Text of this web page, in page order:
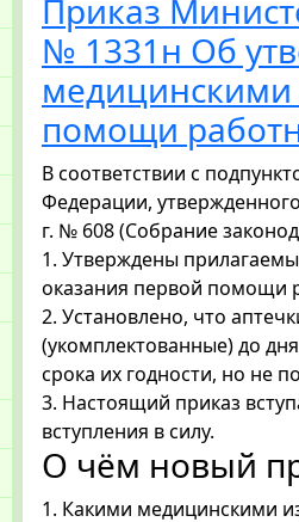
Приказ
№ 1331н Об
медицинскими
помощи
В соответствии с
Федерации,
г. № 608 (Собрание
1. Утверждены
оказания первой помощи
2. Установлено, что
(укомплектованные) до
срока их годности, но не
3. Настоящий приказ
вступления в силу.
О чём новый
1. Какими медицинскими